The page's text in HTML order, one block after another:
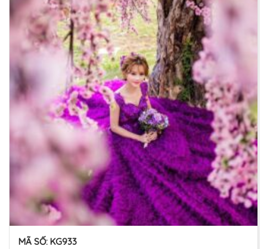
MÃ SỐ: KG933